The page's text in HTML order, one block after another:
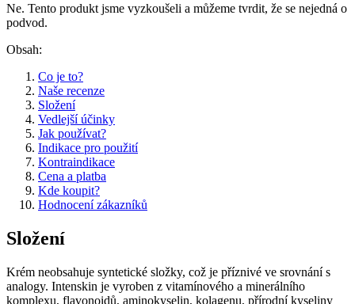
Ne. Tento produkt jsme vyzkoušeli a můžeme tvrdit, že se nejedná o
podvod.
Obsah:
Co je to?
Naše recenze
Složení
Vedlejší účinky
Jak používat?
Indikace pro použití
Kontraindikace
Cena a platba
Kde koupit?
Hodnocení zákazníků
Složení
Krém neobsahuje syntetické složky, což je příznivé ve srovnání s
analogy. Intenskin je vyroben z vitamínového a minerálního
komplexu, flavonoidů, aminokyselin, kolagenu, přírodní kyseliny